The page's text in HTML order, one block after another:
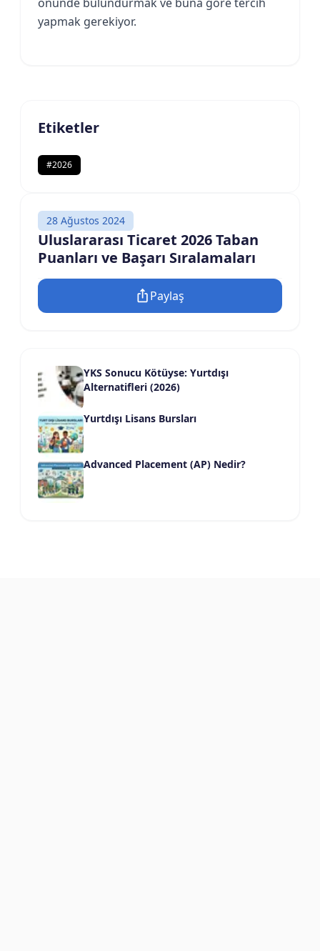
yapmak gerekiyor.
Etiketler
#2026
28 Ağustos 2024
Uluslararası Ticaret 2026 Taban
Puanları ve Başarı Sıralamaları
Paylaş
YKS Sonucu Kötüyse: Yurtdışı
Alternatifleri (2026)
Yurtdışı Lisans Bursları
Advanced Placement (AP) Nedir?